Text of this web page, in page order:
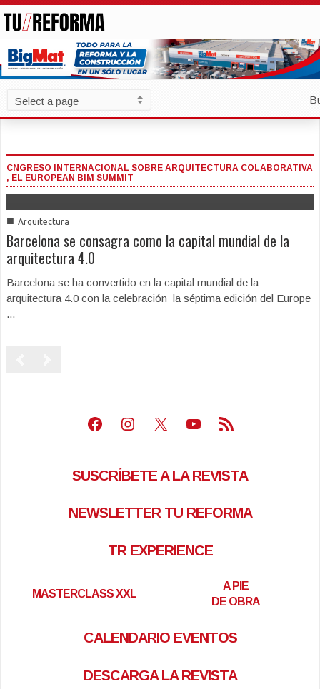
CNGRESO INTERNACIONAL SOBRE ARQUITECTURA COLABORATIVA
, EL EUROPEAN BIM SUMMIT
■ Arquitectura
Barcelona se consagra como la capital mundial de la
arquitectura 4.0
Barcelona se ha convertido en la capital mundial de la
arquitectura 4.0 con la celebración la séptima edición del Europe
...
Facebook
Instagram
X Youtube
Feed RSS
SUSCRÍBETE A LA REVISTA
NEWSLETTER TU REFORMA
TR EXPERIENCE
MASTERCLASS XXL
A PIE
DE OBRA
CALENDARIO EVENTOS
DESCARGA LA REVISTA